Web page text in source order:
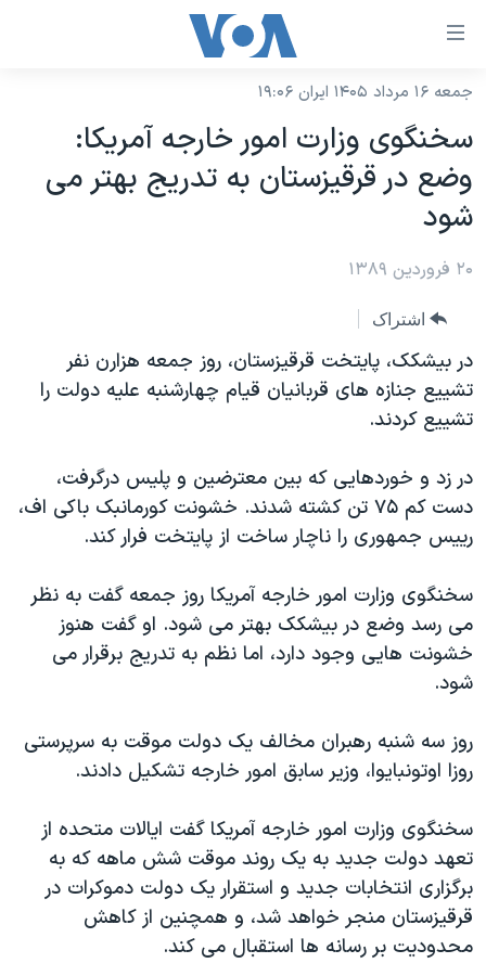
لینکهای
دسترسی
جهش
محتوای
اصلی
به
صفحه
جهش
به
جستجو
نسخه سبک وب‌سایت
موضوع ها
ایران
آمریکا
جهان
ورزشی
گزیده‌ها
ویژه برنامه‌ها
ویدیوها
فرهنگ و زندگی
حقوق شهروندی
اقتصادی
علم و فناوری
اسرائیل در جنگ
آرشیو پخش زنده
برنامه های تلویزیونی
جدول برنامه ها
صفحه‌های ویژه
جام جهانی ۲۰۲۶
عملیات خشم حماسی
۲۵۰سالگی آمریکا
بایگانی برنامه‌های تلویزیونی
مستندها
انتخابات ریاست جمهوری آمریکا ۲۰۲۴
حمله جمهوری اسلامی به اسرائیل
رمز مهسا
ورزش زنان در ایران
مجموعه مستندهای دادخواهی
تریبونال مردمی آبان ۹۸
دادگاه حمید نوری
چهل سال گروگان‌گیری
قانون شفافیت دارائی کادر رهبری ایران
اعتراضات مردمی آبان ۹۸
فرکانس‌های صدای آمریکا
پخش رادیویی
دنبال کنید
زبانهای مختلف
جمعه ۱۶ مرداد ۱۴۰۵ ایران ۱۹:۰۶
سخنگوی وزارت امور خارجه آمریکا:
وضع در قرقیزستان به تدریج بهتر می
شود
۲۰ فروردین ۱۳۸۹
اشتراک
در بیشکک، پایتخت قرقیزستان، روز جمعه هزارن نفر
تشییع جنازه های قربانیان قیام چهارشنبه علیه دولت را
تشییع کردند.
در زد و خوردهایی که بین معترضین و پلیس درگرفت،
دست کم ۷۵ تن کشته شدند. خشونت کورمانبک باکی اف،
رییس جمهوری را ناچار ساخت از پایتخت فرار کند.
سخنگوی وزارت امور خارجه آمریکا روز جمعه گفت به نظر
می رسد وضع در بیشکک بهتر می شود. او گفت هنوز
خشونت هایی وجود دارد، اما نظم به تدریج برقرار می
شود.
روز سه شنبه رهبران مخالف یک دولت موقت به سرپرستی
روزا اوتونبایوا، وزیر سابق امور خارجه تشکیل دادند.
سخنگوی وزارت امور خارجه آمریکا گفت ایالات متحده از
تعهد دولت جدید به یک روند موقت شش ماهه که به
برگزاری انتخابات جدید و استقرار یک دولت دموکرات در
قرقیزستان منجر خواهد شد، و همچنین از کاهش
محدودیت بر رسانه ها استقبال می کند.